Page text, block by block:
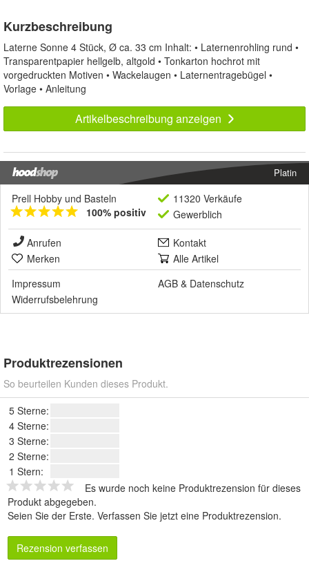
Kurzbeschreibung
Laterne Sonne 4 Stück, Ø ca. 33 cm Inhalt: • Laternenrohling rund •
Transparentpapier hellgelb, altgold • Tonkarton hochrot mit
vorgedruckten Motiven • Wackelaugen • Laternentragebügel •
Vorlage • Anleitung
Artikelbeschreibung anzeigen
Platin
Prell Hobby und Basteln
100% positiv
11320 Verkäufe
Gewerblich
Anrufen
Kontakt
Merken
Alle Artikel
Impressum
AGB & Datenschutz
Widerrufsbelehrung
Produktrezensionen
So beurteilen Kunden dieses Produkt.
5 Sterne:
4 Sterne:
3 Sterne:
2 Sterne:
1 Stern:
Es wurde noch keine Produktrezension für dieses
Produkt abgegeben.
Seien Sie der Erste. Verfassen Sie jetzt eine Produktrezension.
Rezension verfassen